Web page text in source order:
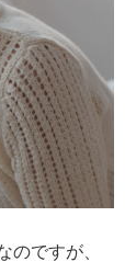
のですが、